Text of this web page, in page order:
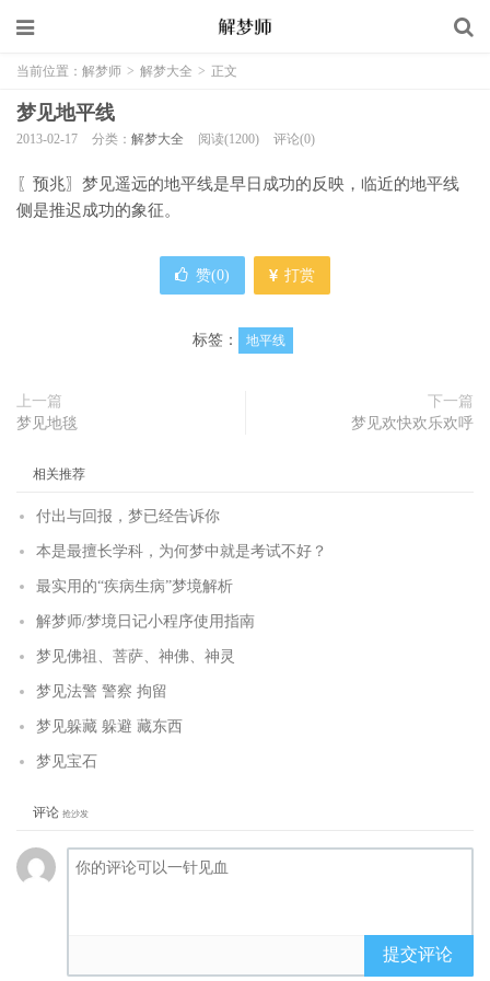
当前位置： 解梦师 > 解梦大全 > 正文
梦见地平线
2013-02-17 分类： 解梦大全 阅读(1200) 评论(0)
〖预兆〗梦见遥远的地平线是早日成功的反映，临近的地平线
侧是推迟成功的象征。
赞(0) 打赏
标签： 地平线
上一篇
梦见地毯
下一篇
梦见欢快欢乐欢呼
相关推荐
付出与回报，梦已经告诉你
本是最擅长学科，为何梦中就是考试不好？
最实用的“疾病生病”梦境解析
解梦师/梦境日记小程序使用指南
梦见佛祖、菩萨、神佛、神灵
梦见法警 警察 拘留
梦见躲藏 躲避 藏东西
梦见宝石
评论 抢沙发
提交评论